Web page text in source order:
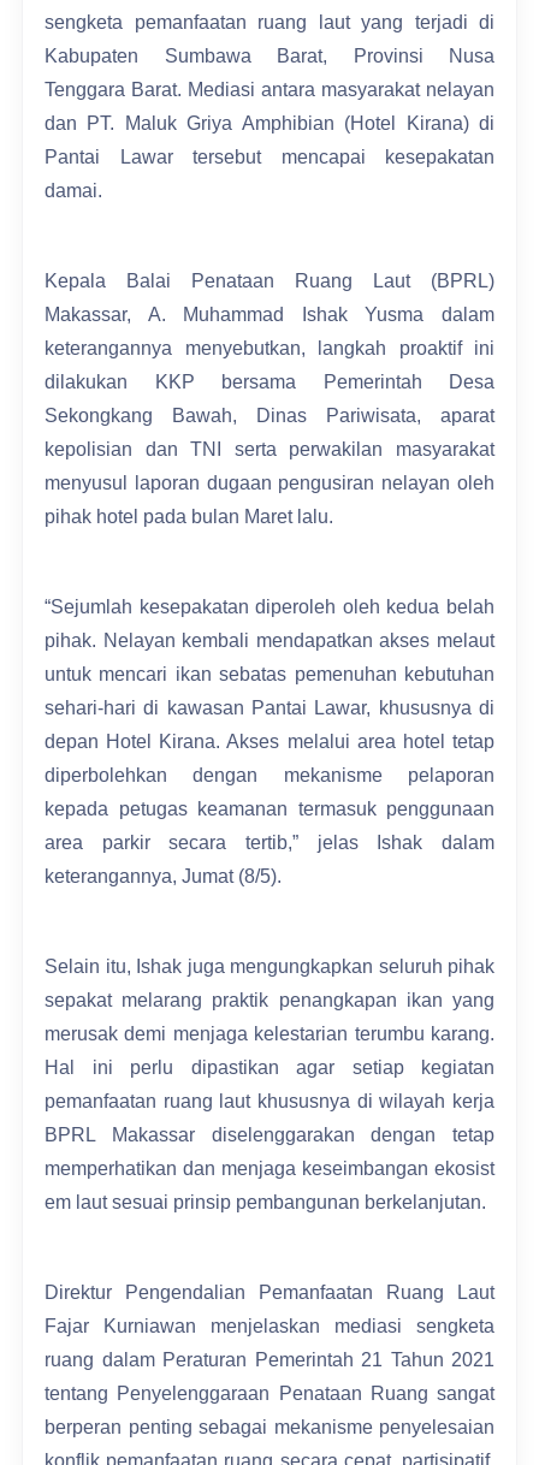
sengketa pemanfaatan ruang laut yang terjadi di
Kabupaten Sumbawa Barat, Provinsi Nusa
Tenggara Barat. Mediasi antara masyarakat nelayan
dan PT. Maluk Griya Amphibian (Hotel Kirana) di
Pantai Lawar tersebut mencapai kesepakatan
damai.
Kepala Balai Penataan Ruang Laut (BPRL)
Makassar, A. Muhammad Ishak Yusma dalam
keterangannya menyebutkan, langkah proaktif ini
dilakukan KKP bersama Pemerintah Desa
Sekongkang Bawah, Dinas Pariwisata, aparat
kepolisian dan TNI serta perwakilan masyarakat
menyusul laporan dugaan pengusiran nelayan oleh
pihak hotel pada bulan Maret lalu.
“Sejumlah kesepakatan diperoleh oleh kedua belah
pihak. Nelayan kembali mendapatkan akses melaut
untuk mencari ikan sebatas pemenuhan kebutuhan
sehari-hari di kawasan Pantai Lawar, khususnya di
depan Hotel Kirana. Akses melalui area hotel tetap
diperbolehkan dengan mekanisme pelaporan
kepada petugas keamanan termasuk penggunaan
area parkir secara tertib,” jelas Ishak dalam
keterangannya, Jumat (8/5).
Selain itu, Ishak juga mengungkapkan seluruh pihak
sepakat melarang praktik penangkapan ikan yang
merusak demi menjaga kelestarian terumbu karang.
Hal ini perlu dipastikan agar setiap kegiatan
pemanfaatan ruang laut khususnya di wilayah kerja
BPRL Makassar diselenggarakan dengan tetap
memperhatikan dan menjaga keseimbangan ekosist
em laut sesuai prinsip pembangunan berkelanjutan.
Direktur Pengendalian Pemanfaatan Ruang Laut
Fajar Kurniawan menjelaskan mediasi sengketa
ruang dalam Peraturan Pemerintah 21 Tahun 2021
tentang Penyelenggaraan Penataan Ruang sangat
berperan penting sebagai mekanisme penyelesaian
konflik pemanfaatan ruang secara cepat, partisipatif,